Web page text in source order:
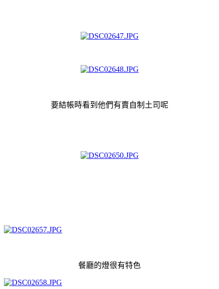
要結帳時看到他們有賣自制土司呢
餐廳的燈很有特色